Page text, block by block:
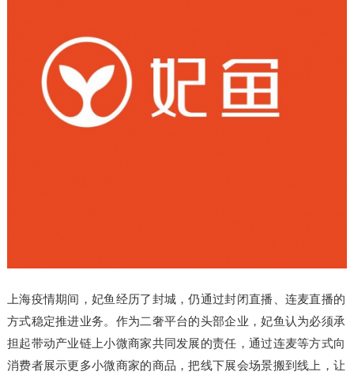
上海疫情期间，妃鱼经历了封城，仍通过封闭直播、连麦直播的
方式稳定推进业务。作为二奢平台的头部企业，妃鱼认为必须承
担起带动产业链上小微商家共同发展的责任，通过连麦等方式向
消费者展示更多小微商家的商品，把线下展会场景搬到线上，让